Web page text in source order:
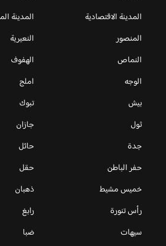
المدينة الاقتصادية
المدينة
المنصور
النعيرية
النماص
الهفوف
الوجه
املج
بيش
تبوك
ثول
جازان
جدة
حائل
حفر الباطن
حقل
خميس مشيط
ذهبان
رأس تنورة
رابغ
سيهات
ضبا